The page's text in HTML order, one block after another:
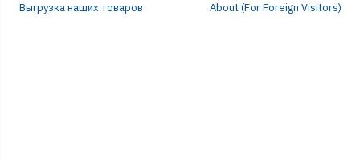
Выгрузка наших товаров
About (For Foreign Visitors)